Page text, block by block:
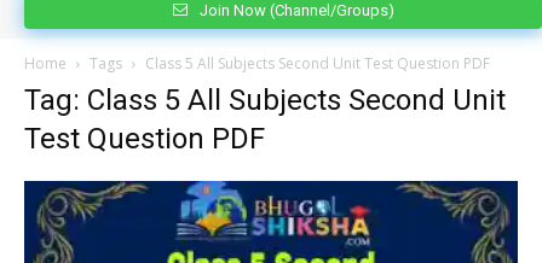
Join Now (Channel/Groups)
Home Tags Class 5 All Subjects Second Unit Test Question PDF
Tag: Class 5 All Subjects Second Unit
Test Question PDF